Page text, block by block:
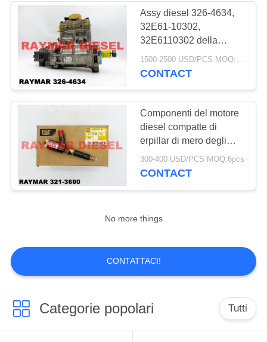
PRIVACY
POLICY
Assy diesel 326-4634,
32E61-10302,
32E6110302 della
pompa di erpillar del
gatto diesel durevole
1500-2500 USD/PCS MOQ:1pcs
CONTACT
Componenti del motore
diesel compatte di
erpillar di mero degli
accessori degli iniettori
di combustibile del
300-400 USD/PCS MOQ:6pcs
CONTACT
No more things
CONTATTACI!
Categorie popolari Tutti